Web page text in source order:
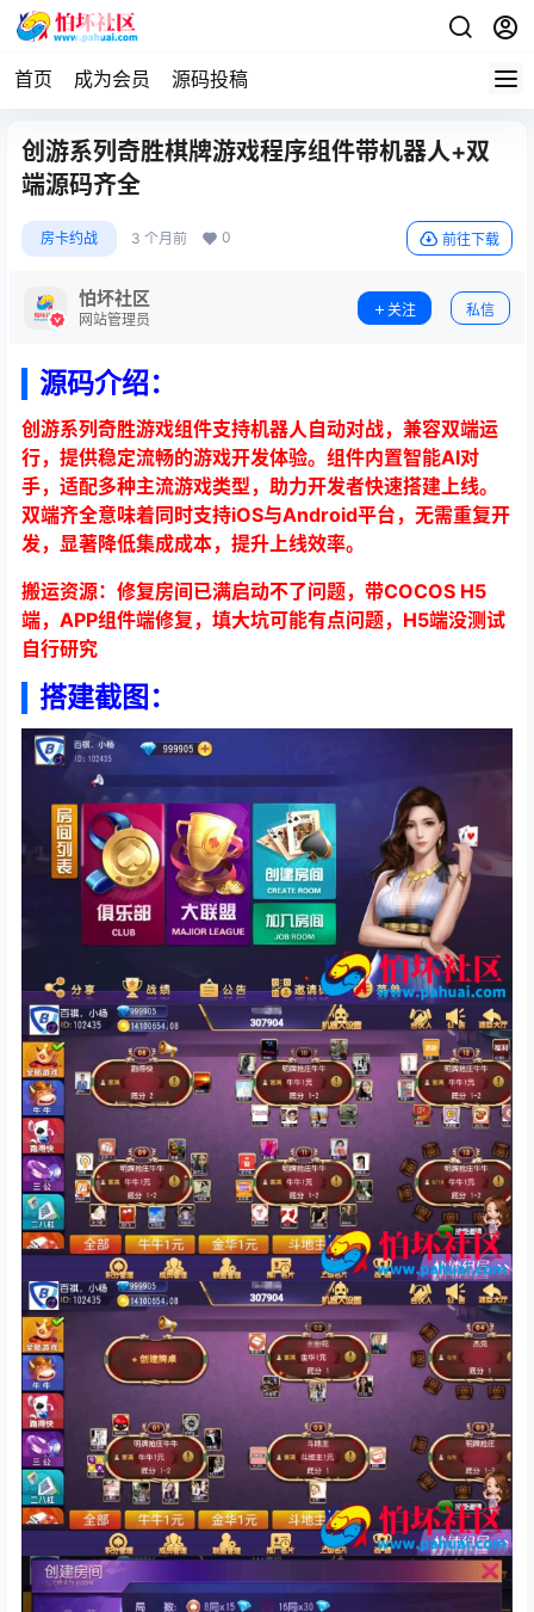
首页 成为会员 源码投稿
创游系列奇胜棋牌游戏程序组件带机器人+双
端源码齐全
房卡约战 3 个月前 0 前往下载
怕坏社区
网站管理员
关注 私信
源码介绍：
创游系列奇胜游戏组件支持机器人自动对战，兼容双端运
行，提供稳定流畅的游戏开发体验。组件内置智能AI对
手，适配多种主流游戏类型，助力开发者快速搭建上线。
双端齐全意味着同时支持iOS与Android平台，无需重复开
发，显著降低集成成本，提升上线效率。
搬运资源：修复房间已满启动不了问题，带COCOS H5
端，APP组件端修复，填大坑可能有点问题，H5端没测试
自行研究
搭建截图：